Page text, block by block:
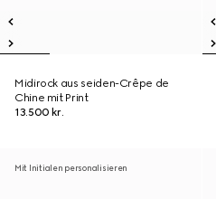
Midirock aus seiden-Crêpe de
Chine mit Print
13.500 kr.
Mit Initialen personalisieren